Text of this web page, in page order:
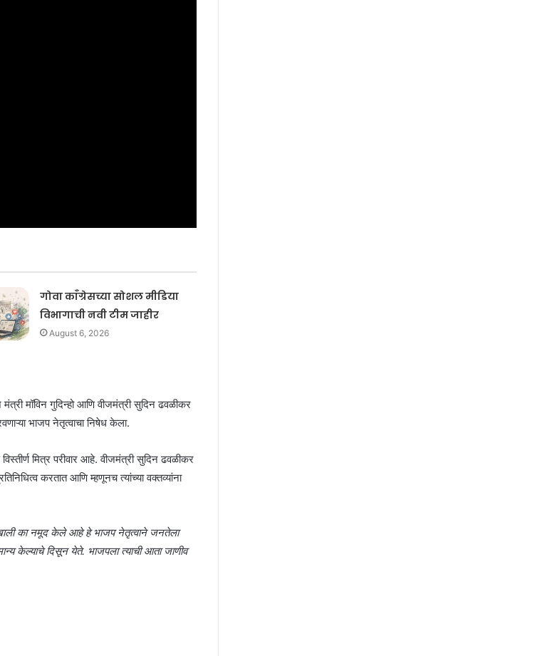
गोवा काँग्रेसच्या सोशल मीडिया
विभागाची नवी टीम जाहीर
August 6, 2026
मंत्री मॉविन गुदिन्हो आणि वीजमंत्री सुदिन ढवळीकर
भाजप नेतृत्वाचा निषेध केला.
मित्र परीवार आहे. वीजमंत्री सुदिन ढवळीकर
करतात आणि म्हणूनच त्यांच्या वक्तव्यांना
का नमूद केले आहे हे भाजप नेतृत्वाने जनतेला
केल्याचे दिसून येते. भाजपला त्याची आता जाणीव